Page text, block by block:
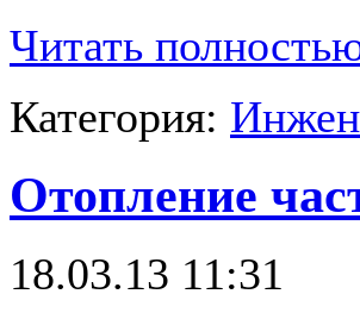
Читать
Категория:
Отопление
18.03.13 11:31